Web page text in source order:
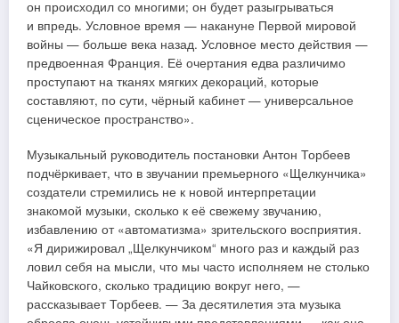
он происходил со многими; он будет разыгрываться
и впредь. Условное время — накануне Первой мировой
войны — больше века назад. Условное место действия —
предвоенная Франция. Её очертания едва различимо
проступают на тканях мягких декораций, которые
составляют, по сути, чёрный кабинет — универсальное
сценическое пространство».
Музыкальный руководитель постановки Антон Торбеев
подчёркивает, что в звучании премьерного «Щелкунчика»
создатели стремились не к новой интерпретации
знакомой музыки, сколько к её свежему звучанию,
избавлению от «автоматизма» зрительского восприятия.
«Я дирижировал „Щелкунчиком“ много раз и каждый раз
ловил себя на мысли, что мы часто исполняем не столько
Чайковского, сколько традицию вокруг него, —
рассказывает Торбеев. — За десятилетия эта музыка